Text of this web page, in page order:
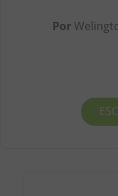
Por